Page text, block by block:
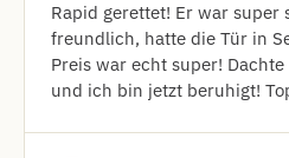
Rapid gerettet! Er war super
freundlich, hatte die Tür in
Preis war echt super!
und ich bin jetzt beruhigt!